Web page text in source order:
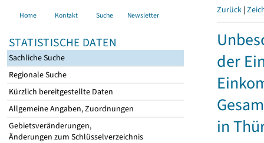
Home Kontakt Suche Newsletter
STATISTISCHE DATEN
Sachliche Suche
Regionale Suche
Kürzlich bereitgestellte Daten
Allgemeine Angaben, Zuordnungen
Gebietsveränderungen,
Änderungen zum Schlüsselverzeichnis
Zurück |
der
in